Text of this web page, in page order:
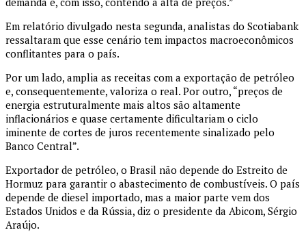
Em relatório divulgado nesta segunda, analistas do Scotiabank
ressaltaram que esse cenário tem impactos macroeconômicos
conflitantes para o país.
Por um lado, amplia as receitas com a exportação de petróleo
e, consequentemente, valoriza o real. Por outro, “preços de
energia estruturalmente mais altos são altamente
inflacionários e quase certamente dificultariam o ciclo
iminente de cortes de juros recentemente sinalizado pelo
Banco Central”.
Exportador de petróleo, o Brasil não depende do Estreito de
Hormuz para garantir o abastecimento de combustíveis. O país
depende de diesel importado, mas a maior parte vem dos
Estados Unidos e da Rússia, diz o presidente da Abicom, Sérgio
Araújo.